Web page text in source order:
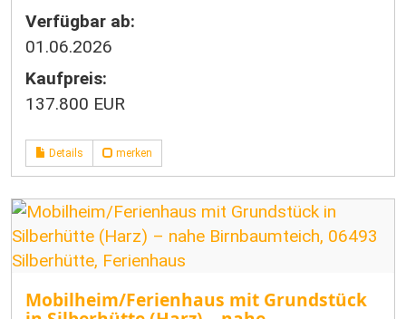
Verfügbar ab:
01.06.2026
Kaufpreis:
137.800 EUR
Details merken
Mobilheim/Ferienhaus mit Grundstück